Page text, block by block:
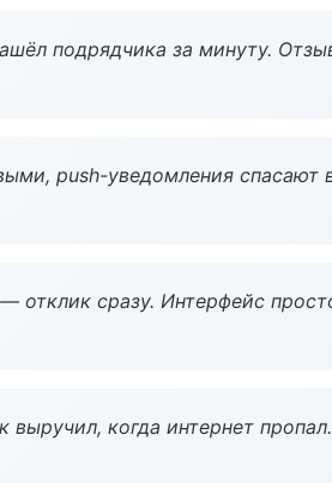
подрядчика за минуту.
push-уведомления спасают
отклик сразу. Интерфейс
выручил, когда интернет пропал.